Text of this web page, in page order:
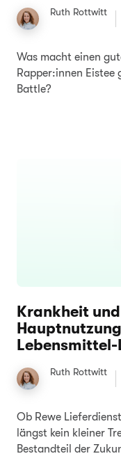
Ruth Rottwitt
Was macht einen
Rapper:innen
Battle?
Krankheit
Ruth Rottwitt
Ob Rewe
längst kein kleiner
Bestandteil der